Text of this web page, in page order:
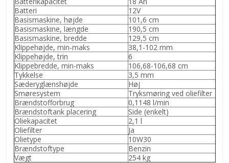
Batteri
12V
Basismaskine, højde
101,6 cm
Basismaskine, længde
190,5 cm
Basismaskine, bredde
129,5 cm
Klippehøjde, min-maks
38,1-102 mm
Klippehøjde, trin
6
Klippebredde, min-maks
106,68-106,68 cm
Tykkelse
3,5 mm
Sæderyglænshøjde
Høj
Smøresystem
Tryksmøring ved oliefilter
Brændstofforbrug
0,1148 l/min
Brændstoftank placering
Side (enkelt)
Oliekapacitet
2,1 l
Oliefilter
Ja
Olietype
10W30
Brændstoftype
Benzin
Vægt
254 kg